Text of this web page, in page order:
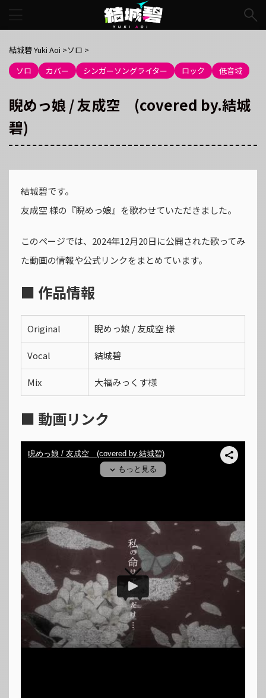
結城碧 Yuki Aoi >ソロ >
ソロ
カバー シンガーソングライター ロック 低音域
睨めっ娘 / 友成空 (covered by.結城
碧)
結城碧です。
友成空 様の『睨めっ娘』を歌わせていただきました。
このページでは、2024年12月20日に公開された歌ってみ
た動画の情報や公式リンクをまとめています。
■ 作品情報
Original 睨めっ娘 / 友成空 様
Vocal 結城碧
Mix 大福みっくす様
■ 動画リンク